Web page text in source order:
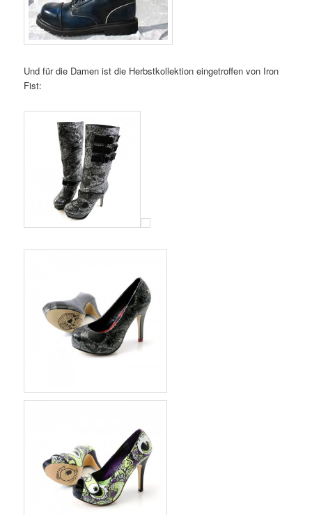
Und für die Damen ist die Herbstkollektion eingetroffen von Iron
Fist: